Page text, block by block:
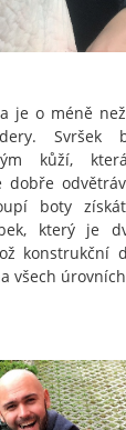
je o méně
kůží,
boty
který je
konstrukční
všech